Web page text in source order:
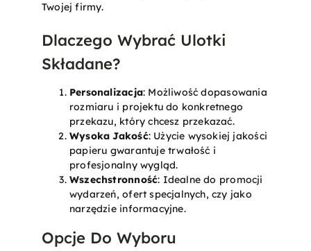
Twojej firmy.
Dlaczego Wybrać Ulotki
Składane?
Personalizacja: Możliwość dopasowania
rozmiaru i projektu do konkretnego
przekazu, który chcesz przekazać.
Wysoka Jakość: Użycie wysokiej jakości
papieru gwarantuje trwałość i
profesjonalny wygląd.
Wszechstronność: Idealne do promocji
wydarzeń, ofert specjalnych, czy jako
narzędzie informacyjne.
Opcje Do Wyboru